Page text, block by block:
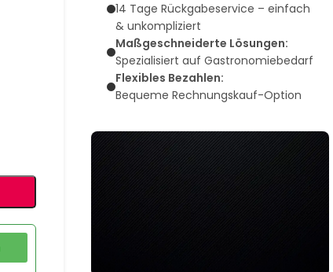
14 Tage Rückgabeservice – einfach
& unkompliziert
Maßgeschneiderte Lösungen:
Spezialisiert auf Gastronomiebedarf
Flexibles Bezahlen:
Bequeme Rechnungskauf-Option